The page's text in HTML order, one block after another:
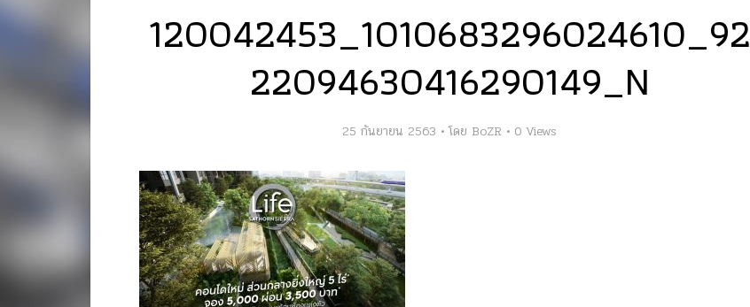
120042453_1010683296024610_92
22094630416290149_N
25 กันยายน 2563 โดย BoZR 0 Views